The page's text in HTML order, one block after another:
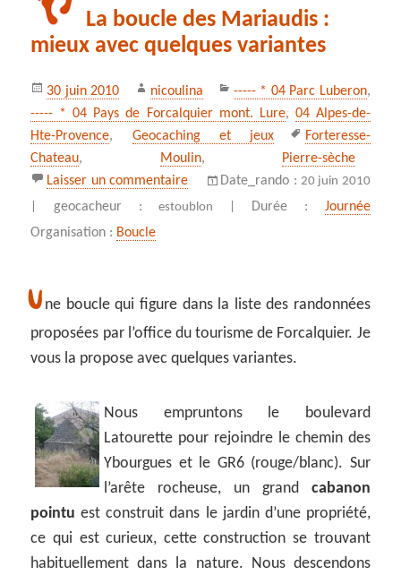
La boucle des Mariaudis :
mieux avec quelques variantes
Publié
le
30 juin 2010 Auteur
nicoulina Catégories
----- * 04 Parc Luberon,
----- * 04 Pays de Forcalquier mont. Lure, 04 Alpes-de-
Hte-Provence, Geocaching et jeux
Mots-
clés
Forteresse-
Chateau, Moulin,
Pierre-sèche
Laisser un commentaire sur La boucle des Mariaudis :
Date_rando :20 juin 2010
geocacheur :estoublon | Durée : Journée
Organisation : Boucle
U ne boucle qui figure dans la liste des randonnées
proposées par l’office du tourisme de Forcalquier. Je
vous la propose avec quelques variantes.
Nous empruntons le boulevard
Latourette pour rejoindre le chemin des
Ybourgues et le GR6 (rouge/blanc). Sur
l’arête rocheuse, un grand cabanon
pointu est construit dans le jardin d’une propriété,
ce qui est curieux, cette construction se trouvant
habituellement dans la nature. Nous descendons